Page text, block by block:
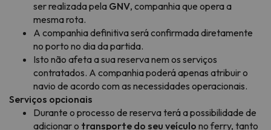
ser realizada pela GNV, companhia que opera a
mesma rota.
A companhia definitiva será confirmada diretamente
no porto no dia da partida.
Isto não afeta a sua reserva nem os serviços
contratados. A companhia poderá apenas atribuir o
navio de acordo com as necessidades operacionais.
Serviços opcionais
Durante o processo de reserva terá a possibilidade de
adicionar o transporte do seu veículo no ferry, tanto